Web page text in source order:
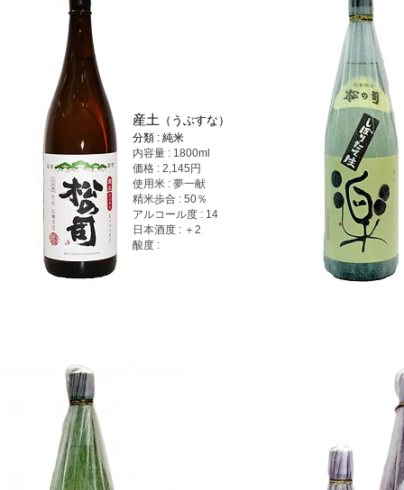
産土 （うぶすな）
分類 : 純米
内容量 : 1800ml
価格 : 2,145円
使用米 : 夢一献
精米歩合 : 50％
アルコール度 : 14
日本酒度 : ＋2
酸度 :